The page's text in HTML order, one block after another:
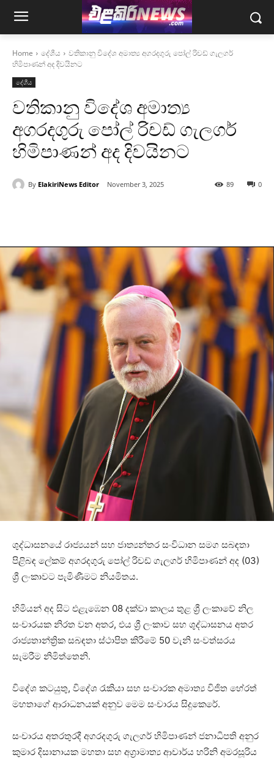
Home දේශීය
වතිකානු විදේශ අමාත්‍ය අගරදගුරු පෝල් රිචඩ් ගැලගර්
හිමිපාණන් අද දිවයිනට
දේශීය
වතිකානු විදේශ අමාත්‍ය
අගරදගුරු පෝල් රිචඩ් ගැලගර්
හිමිපාණන් අද දිවයිනට
By ElakiriNews Editor November 3, 2025 0
89
ශුද්ධාසනයේ රාජ්‍යයන් සහ ජාත්‍යන්තර සංවිධාන සමග සබඳතා
පිළිබඳ ලේකම් අගරදගුරු පෝල් රිචඩ් ගැලගර් හිමිපාණන් අද (03)
ශ්‍රී ලංකාවට පැමිණීමට නියමිතය.
හිමියන් අද සිට එළැඹෙන 08 දක්වා කාලය තුළ ශ්‍රී ලංකාවේ නිල
සංචාරයක නිරත වන අතර, එය ශ්‍රී ලංකාව සහ ශුද්ධාසනය අතර
රාජ්‍යතාන්ත්‍රික සබඳතා ස්ථාපිත කිරීමේ 50 වැනි සංවත්සරය
සැමරීම නිමිත්තෙනි.
විදේශ කටයුතු, විදේශ රැකියා සහ සංචාරක අමාත්‍ය විජිත හේරත්
මහතාගේ ආරාධනයක් අනුව මෙම සංචාරය සිදුකෙරේ.
සංචාරය අතරතුරදී අගරදගුරු ගැලගර් හිමිපාණන් ජනාධිපති අනුර
කුමාර දිසානායක මහතා සහ අග්‍රාමාත්‍ය ආචාර්ය හරිනි අමරසූරිය